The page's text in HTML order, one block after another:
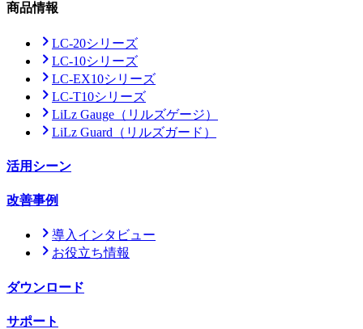
商品情報
LC-20シリーズ
LC-10シリーズ
LC-EX10シリーズ
LC-T10シリーズ
LiLz Gauge （リルズゲージ）
LiLz Guard （リルズガード）
活用シーン
改善事例
導入インタビュー
お役立ち情報
ダウンロード
サポート